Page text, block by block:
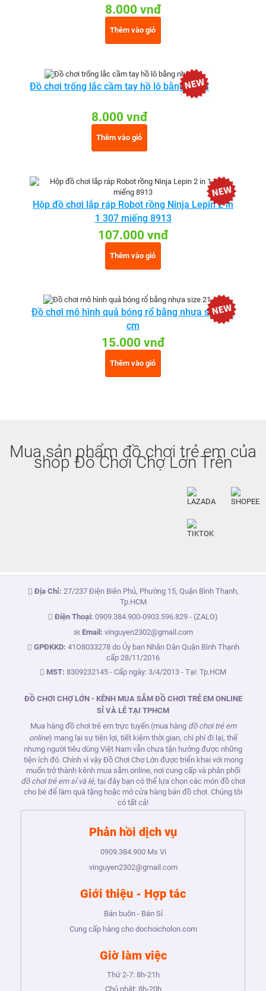
8.000 vnđ
Thêm vào giỏ
Đồ chơi trống lắc cầm tay hồ lô bằng nhựa
8.000 vnđ
Thêm vào giỏ
Hộp đồ chơi lắp ráp Robot rồng Ninja Lepin 2 in
1 307 miếng 8913
107.000 vnđ
Thêm vào giỏ
Đồ chơi mô hình quả bóng rổ bằng nhựa size 21
cm
15.000 vnđ
Thêm vào giỏ
Mua sản phẩm đồ chơi trẻ em của
shop Đồ Chơi Chợ Lớn Trên
Địa Chỉ: 27/237 Điện Biên Phủ, Phường 15, Quận Bình Thạnh,
Tp.HCM
Điện Thoại: 0909.384.900-0903.596.829 - (ZALO)
Email: vinguyen2302@gmail.com
GPĐKKD: 41O8033278 do Ủy ban Nhân Dân Quận Bình Thạnh
cấp 28/11/2016
MST: 8309232145 - Cấp ngày: 3/4/2013 - Tại: Tp.HCM
ĐỒ CHƠI CHỢ LỚN - KÊNH MUA SẮM ĐỒ CHƠI TRẺ EM ONLINE
SỈ VÀ LẺ TẠI TPHCM
Mua hàng đồ chơi trẻ em trực tuyến (mua hàng đồ chơi trẻ em
online) mang lại sự tiện lợi, tiết kiệm thời gian, chi phí đi lại, thế
nhưng người tiêu dùng Việt Nam vẫn chưa tận hưởng được những
tiện ích đó. Chính vì vậy Đồ Chơi Chợ Lớn được triển khai với mong
muốn trở thành kênh mua sắm online, nơi cung cấp và phân phối
đồ chơi trẻ em sỉ và lẻ, tại đây bạn có thể lựa chọn các món đồ chơi
cho bé để làm quà tặng hoặc mở cửa hàng bán đồ chơi. Chúng tôi
có tất cả!
Phản hồi dịch vụ
0909.384.900Ms Vi
vinguyen2302@gmail.com
Giới thiệu - Hợp tác
Bán buôn - Bán Sỉ
Cung cấp hàng cho dochoicholon.com
Giờ làm việc
Thứ 2-7:8h-21h
Chủ nhật:8h-20h